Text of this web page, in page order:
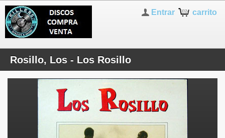
carrito
Entrar
Rosillo, Los - Los Rosillo